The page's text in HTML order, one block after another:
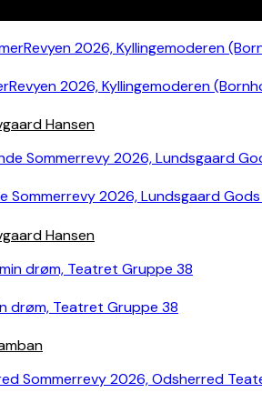
2026, Kyllingemoderen
Hansen
Sommerrevy 2026, Lundsgaard
Hansen
drøm, Teatret Gruppe 38